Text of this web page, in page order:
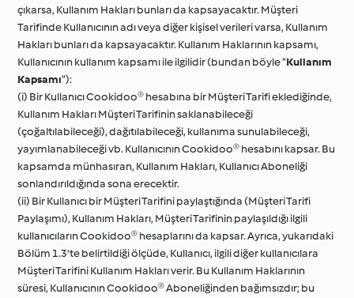
çıkarsa, Kullanım Hakları bunları da kapsayacaktır. Müşteri
Tarifinde Kullanıcının adı veya diğer kişisel verileri varsa, Kullanım
Hakları bunları da kapsayacaktır. Kullanım Haklarının kapsamı,
Kullanıcının kullanım kapsamı ile ilgilidir (bundan böyle “Kullanım
Kapsamı”):
(i) Bir Kullanıcı Cookidoo® hesabına bir Müşteri Tarifi eklediğinde,
Kullanım Hakları Müşteri Tarifinin saklanabileceği
(çoğaltılabileceği), dağıtılabileceği, kullanıma sunulabileceği,
yayımlanabileceği vb. Kullanıcının Cookidoo® hesabını kapsar. Bu
kapsamda münhasıran, Kullanım Hakları, Kullanıcı Aboneliği
sonlandırıldığında sona erecektir.
(ii) Bir Kullanıcı bir Müşteri Tarifini paylaştığında (Müşteri Tarifi
Paylaşımı), Kullanım Hakları, Müşteri Tarifinin paylaşıldığı ilgili
kullanıcıların Cookidoo® hesaplarını da kapsar. Ayrıca, yukarıdaki
Bölüm 1.3'te belirtildiği ölçüde, Kullanıcı, ilgili diğer kullanıcılara
Müşteri Tarifini Kullanım Hakları verir. Bu Kullanım Haklarının
süresi, Kullanıcının Cookidoo® Aboneliğinden bağımsızdır; bu